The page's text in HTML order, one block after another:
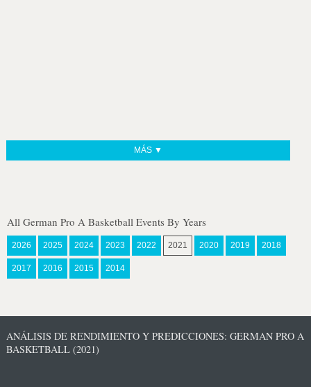
MÁS ▼
All German Pro A Basketball Events By Years
2026 2025 2024 2023 2022 2021 2020 2019 2018
2017 2016 2015 2014
ANÁLISIS DE RENDIMIENTO Y PREDICCIONES: GERMAN PRO A
BASKETBALL (2021)